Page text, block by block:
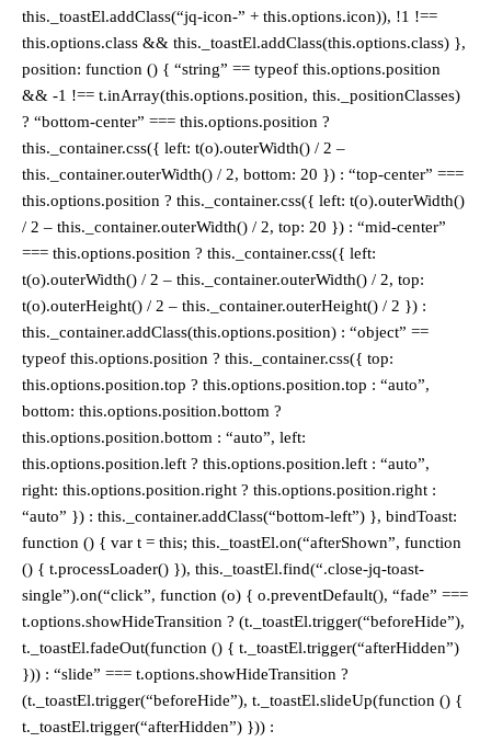
this._toastEl.addClass(“jq-icon-” + this.options.icon)), !1 !==
this.options.class && this._toastEl.addClass(this.options.class) },
position: function () { “string” == typeof this.options.position
&& -1 !== t.inArray(this.options.position, this._positionClasses)
? “bottom-center” === this.options.position ?
this._container.css({ left: t(o).outerWidth() / 2 –
this._container.outerWidth() / 2, bottom: 20 }) : “top-center” ===
this.options.position ? this._container.css({ left: t(o).outerWidth()
/ 2 – this._container.outerWidth() / 2, top: 20 }) : “mid-center”
=== this.options.position ? this._container.css({ left:
t(o).outerWidth() / 2 – this._container.outerWidth() / 2, top:
t(o).outerHeight() / 2 – this._container.outerHeight() / 2 }) :
this._container.addClass(this.options.position) : “object” ==
typeof this.options.position ? this._container.css({ top:
this.options.position.top ? this.options.position.top : “auto”,
bottom: this.options.position.bottom ?
this.options.position.bottom : “auto”, left:
this.options.position.left ? this.options.position.left : “auto”,
right: this.options.position.right ? this.options.position.right :
“auto” }) : this._container.addClass(“bottom-left”) }, bindToast:
function () { var t = this; this._toastEl.on(“afterShown”, function
() { t.processLoader() }), this._toastEl.find(“.close-jq-toast-
single”).on(“click”, function (o) { o.preventDefault(), “fade” ===
t.options.showHideTransition ? (t._toastEl.trigger(“beforeHide”),
t._toastEl.fadeOut(function () { t._toastEl.trigger(“afterHidden”)
})) : “slide” === t.options.showHideTransition ?
(t._toastEl.trigger(“beforeHide”), t._toastEl.slideUp(function () {
t._toastEl.trigger(“afterHidden”) })) :